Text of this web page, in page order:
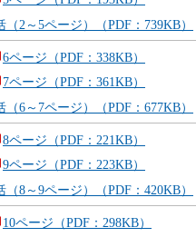
（2～5ページ）（PDF：739KB）
6ページ（PDF：338KB）
7ページ（PDF：361KB）
（6～7ページ）（PDF：677KB）
8ページ（PDF：221KB）
9ページ（PDF：223KB）
（8～9ページ）（PDF：420KB）
10ページ（PDF：298KB）